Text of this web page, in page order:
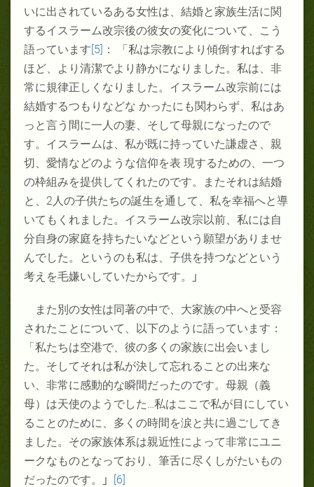
いに出されているある女性は、結婚と家族生活に関
するイスラーム改宗後の彼女の変化について、こう
語っています[5] ： 「私は宗教により傾倒すればする
ほど、より清潔でより静かになりました。私は、非
常に規律正しくなりました。イスラーム改宗前には
結婚するつもりなどな かったにも関わらず、私はあ
っと言う間に一人の妻、そして母親になったので
す。イスラームは、私が既に持っていた謙虚さ、親
切、愛情などのような信仰を表 現するための、一つ
の枠組みを提供してくれたのです。またそれは結婚
と、 2 人の子供たちの誕生を通して、私を幸福へと導
いてもくれました。イスラーム改宗以前、私には自
分自身の家庭を持ちたいなどという願望がありませ
んでした。というのも私は、子供を持つなどという
考えを毛嫌いしていたからです。
」
また別の女性は同著の中で、大家族の中へと受容
されたことについて、以下のように語っています：
「私たちは空港で、彼の多くの家族に出会いまし
た。そしてそれは私が決して忘れることの出来な
い、非常に感動的な瞬間だったのです。母親（義
母）は天使のようでした …私はここで私が目にしてい
ることのために、多くの時間を涙と共に過ごしてき
ました。その家族体系は親近性によって非常にユニ
ークなものとなっており、筆舌に尽くしがたいもの
だったのです。
」 [6]